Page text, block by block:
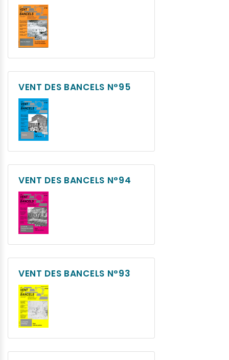
VENT DES BANCELS N°95
VENT DES BANCELS N°94
VENT DES BANCELS N°93